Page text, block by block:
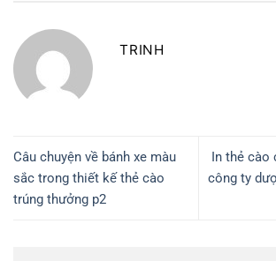
TRINH
Câu chuyện về bánh xe màu
sắc trong thiết kế thẻ cào
trúng thưởng p2
In thẻ cào
công ty